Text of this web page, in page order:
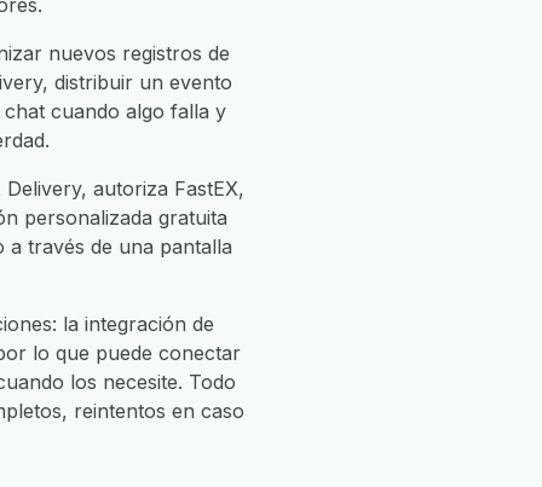
nuevos registros de
distribuir un evento
cuando algo falla y
autoriza FastEX,
personalizada gratuita
través de una pantalla
la integración de
lo que puede conectar
los necesite. Todo
reintentos en caso